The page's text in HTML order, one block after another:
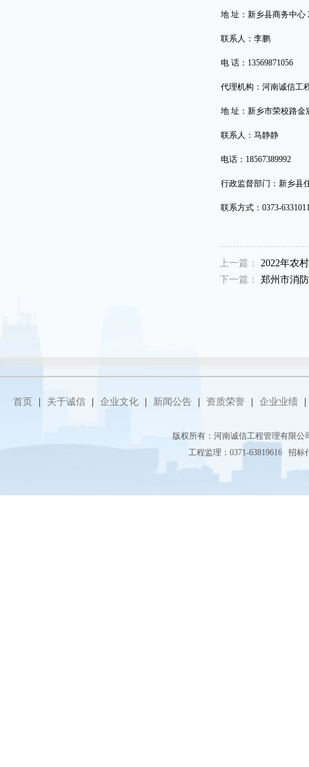
地 址：新乡县商务中心
联系人：李鹏
电 话： 13569871056
代理机构：河南诚信工
地 址：新乡市荣校路金
联系人：马静静
电话： 18567389992
行政监督部门：新乡县
联系方式： 0373-
上一篇： 2022年农
下一篇： 郑州市消
首页 关于诚信 企业文化 新闻公告 资质荣誉 企业业绩
版权所有：河南诚信工程管理有限
工程监理：0371-63819616 招标